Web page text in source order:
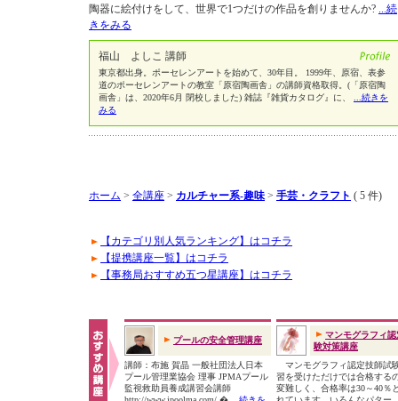
陶器に絵付けをして、世界で1つだけの作品を創りませんか? ...続
きをみる
福山 よしこ 講師
東京都出身。ポーセレンアートを始めて、30年目。 1999年、原宿、表参
道のポーセレンアートの教室「原宿陶画舎」の講師資格取得。(「原宿陶
画舎」は、2020年6月 閉校しました) 雑誌『雑貨カタログ』に、
...続きを
みる
ホーム > 全講座 > カルチャー系-趣味> 手芸・クラフト ( 5 件)
【カテゴリ別人気ランキング】はコチラ
【提携講座一覧】はコチラ
【事務局おすすめ五つ星講座】はコチラ
プールの安全管理講座
講師：布施 賀晶 一般社団法人日本
プール管理業協会 理事 JPMAプール
監視救助員養成講習会講師
マンモグラフィ認
験対策講座
マンモグラフィ認定技師試
習を受けただけでは合格する
変難しく、合格率は30～40％